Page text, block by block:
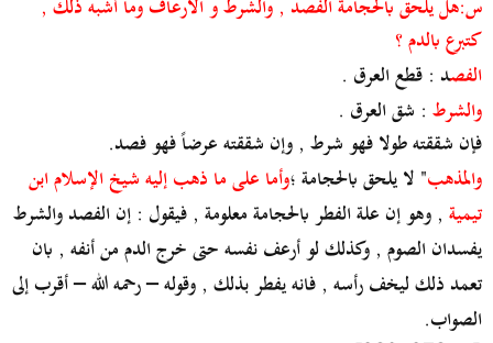
كتبرع بالدم ؟
الفصد : قطع العرق .
والشرط : شق العرق .
فإن شققته طولا فهو شرط , وإن شققته عرضاً فهو فصد.
والمذهب" لا يلحق بالحجامة ؛وأما على ما ذهب إليه شيخ الإسلام ابن
تيمية , وهو إن علة الفطر بالحجامة معلومة , فيقول : إن الفصد والشرط
يفسدان الصوم , وكذلك لو أرعف نفسه حتى خرج الدم من أنفه , بان
تعمد ذلك ليخف رأسه , فانه يفطر بذلك , وقوله – رحمه الله – أقرب إلى
الصواب.